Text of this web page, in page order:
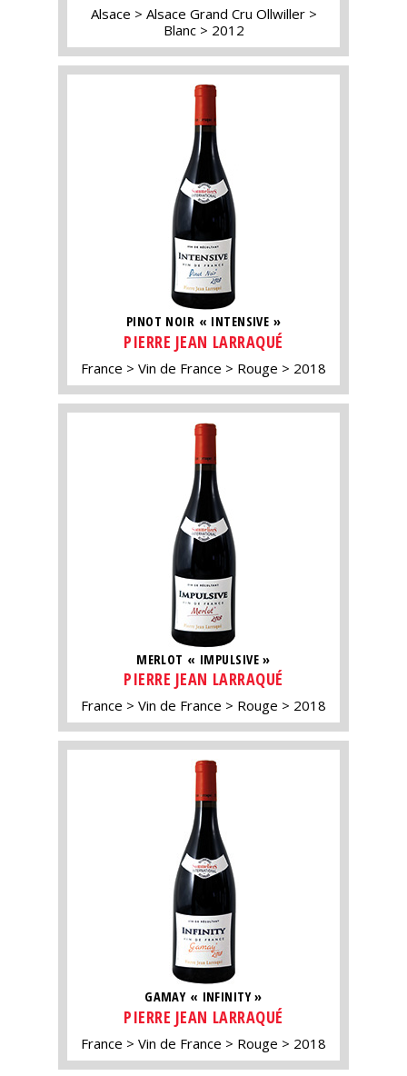
Alsace
Alsace Grand Cru Ollwiller
Blanc
2012
PINOT NOIR « INTENSIVE »
PIERRE JEAN LARRAQUÉ
France Vin de France Rouge 2018
MERLOT « IMPULSIVE »
PIERRE JEAN LARRAQUÉ
France Vin de France Rouge 2018
GAMAY « INFINITY »
PIERRE JEAN LARRAQUÉ
France Vin de France Rouge 2018